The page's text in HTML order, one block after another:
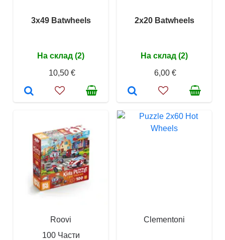
3x49 Batwheels
На склад (2)
10,50 €
2x20 Batwheels
На склад (2)
6,00 €
Roovi
100 Части
Clementoni